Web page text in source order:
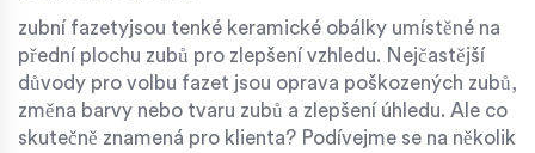
zubní fazetyjsou tenké keramické obálky umístěné na
přední plochu zubů pro zlepšení vzhledu. Nejčastější
důvody pro volbu fazet jsou oprava poškozených zubů,
změna barvy nebo tvaru zubů a zlepšení úhledu. Ale co
skutečně znamená pro klienta? Podívejme se na několik